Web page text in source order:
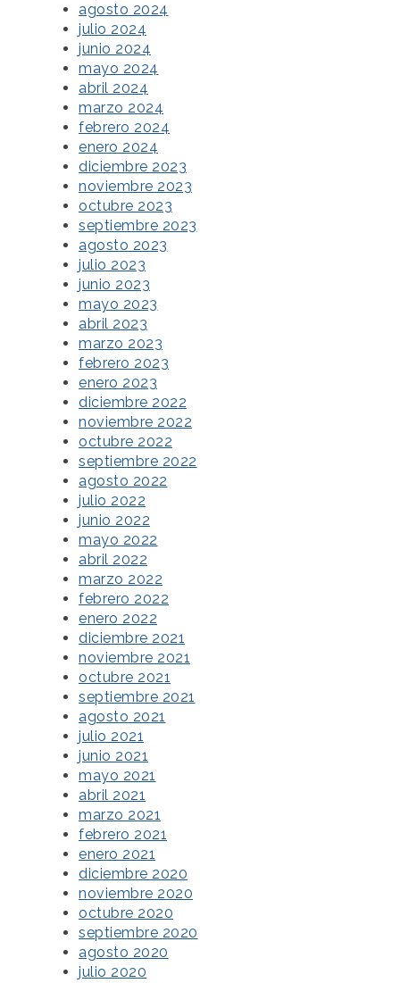
agosto 2024
julio 2024
junio 2024
mayo 2024
abril 2024
marzo 2024
febrero 2024
enero 2024
diciembre 2023
noviembre 2023
octubre 2023
septiembre 2023
agosto 2023
julio 2023
junio 2023
mayo 2023
abril 2023
marzo 2023
febrero 2023
enero 2023
diciembre 2022
noviembre 2022
octubre 2022
septiembre 2022
agosto 2022
julio 2022
junio 2022
mayo 2022
abril 2022
marzo 2022
febrero 2022
enero 2022
diciembre 2021
noviembre 2021
octubre 2021
septiembre 2021
agosto 2021
julio 2021
junio 2021
mayo 2021
abril 2021
marzo 2021
febrero 2021
enero 2021
diciembre 2020
noviembre 2020
octubre 2020
septiembre 2020
agosto 2020
julio 2020